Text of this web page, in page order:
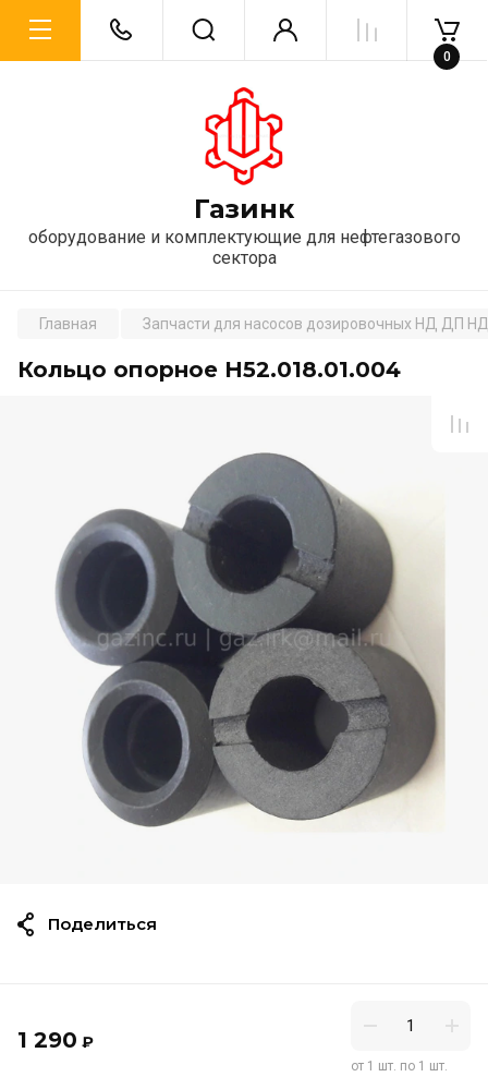
Газинк
оборудование и комплектующие для нефтегазового
сектора
0
Главная Запчасти для насосов дозировочных НД ДП
Кольцо опорное Н52.018.01.004
1 290 ₽
от 1 шт. по 1 шт.
Поделиться